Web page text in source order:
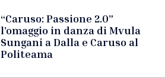
“Caruso: Passione 2.0”
l’omaggio in danza di Mvula
Sungani a Dalla e Caruso al
Politeama